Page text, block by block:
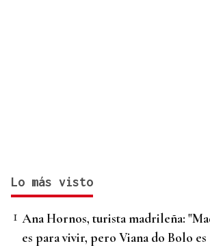
Lo más visto
Ana Hornos, turista madrileña:
es para vivir, pero Viana do Bolo es